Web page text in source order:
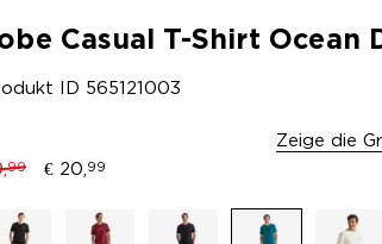
Casual T-Shirt Ocean
ID 565121003
Zeige die
99 € 20, 99